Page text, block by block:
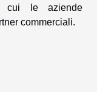
cui le aziende
commerciali.